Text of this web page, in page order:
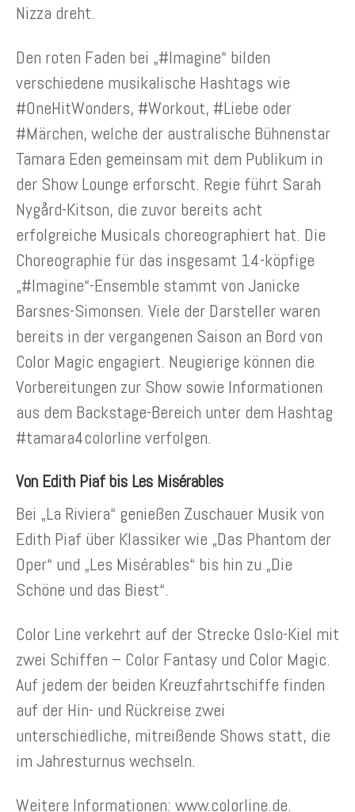
Nizza dreht.
Den roten Faden bei „#Imagine“ bilden
verschiedene musikalische Hashtags wie
#OneHitWonders, #Workout, #Liebe oder
#Märchen, welche der australische Bühnenstar
Tamara Eden gemeinsam mit dem Publikum in
der Show Lounge erforscht. Regie führt Sarah
Nygård-Kitson, die zuvor bereits acht
erfolgreiche Musicals choreographiert hat. Die
Choreographie für das insgesamt 14-köpfige
„#Imagine“-Ensemble stammt von Janicke
Barsnes-Simonsen. Viele der Darsteller waren
bereits in der vergangenen Saison an Bord von
Color Magic engagiert. Neugierige können die
Vorbereitungen zur Show sowie Informationen
aus dem Backstage-Bereich unter dem Hashtag
#tamara4colorline verfolgen.
Von Edith Piaf bis Les Misérables
Bei „La Riviera“ genießen Zuschauer Musik von
Edith Piaf über Klassiker wie „Das Phantom der
Oper“ und „Les Misérables“ bis hin zu „Die
Schöne und das Biest“.
Color Line verkehrt auf der Strecke Oslo-Kiel mit
zwei Schiffen – Color Fantasy und Color Magic.
Auf jedem der beiden Kreuzfahrtschiffe finden
auf der Hin- und Rückreise zwei
unterschiedliche, mitreißende Shows statt, die
im Jahresturnus wechseln.
Weitere Informationen: www.colorline.de.